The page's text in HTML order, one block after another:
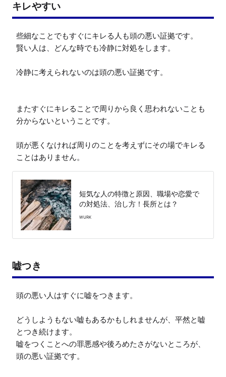
キレやすい
些細なことでもすぐにキレる人も頭の悪い証拠です。
賢い人は、どんな時でも冷静に対処をします。
冷静に考えられないのは頭の悪い証拠です。
またすぐにキレることで周りから良く思われないことも
分からないということです。
頭が悪くなければ周りのことを考えずにその場でキレる
ことはありません。
短気な人の特徴と原因、職場や恋愛で
の対処法、治し方！長所とは？
WURK
嘘つき
頭の悪い人はすぐに嘘をつきます。
どうしようもない嘘もあるかもしれませんが、平然と嘘
とつき続けます。
嘘をつくことへの罪悪感や後ろめたさがないところが、
頭の悪い証拠です。